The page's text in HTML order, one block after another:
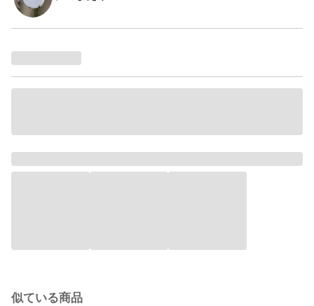
似ている商品